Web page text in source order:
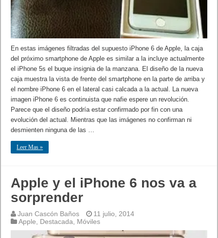
En estas imágenes filtradas del supuesto iPhone 6 de Apple, la caja
del próximo smartphone de Apple es similar a la incluye actualmente
el iPhone 5s el buque insignia de la manzana. El diseño de la nueva
caja muestra la vista de frente del smartphone en la parte de arriba y
el nombre iPhone 6 en el lateral casi calcada a la actual. La nueva
imagen iPhone 6 es continuista que nafie espere un revolución.
Parece que el diseño podría estar confirmado por fin con una
evolución del actual. Mientras que las imágenes no confirman ni
desmienten ninguna de las …
Leer Mas »
Apple y el iPhone 6 nos va a
sorprender
Juan Cascón Baños
11 julio, 2014
Apple, Destacada, Móviles